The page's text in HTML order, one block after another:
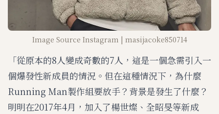
Image Source Instagram | masijacoke850714
「從原本的8人變成奇數的7人，這是一個急需引入一
個爆發性新成員的情況。但在這種情況下，為什麼
Running Man製作組要放手？背景是發生了什麼？
明明在2017年4月，加入了楊世燦、全昭旻等新成